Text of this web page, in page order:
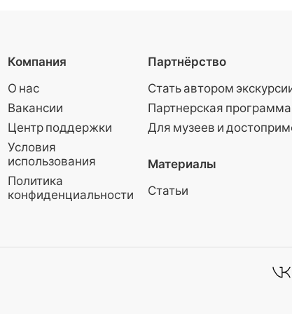
Компания
О нас
Вакансии
Центр поддержки
Условия
использования
Политика
конфиденциальности
Партнёрство
Стать автором
Партнерская программа
Для музеев и
Материалы
Статьи